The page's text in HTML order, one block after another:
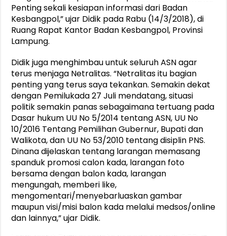
Penting sekali kesiapan informasi dari Badan
Kesbangpol,” ujar Didik pada Rabu (14/3/2018), di
Ruang Rapat Kantor Badan Kesbangpol, Provinsi
Lampung.
Didik juga menghimbau untuk seluruh ASN agar
terus menjaga Netralitas. “Netralitas itu bagian
penting yang terus saya tekankan. Semakin dekat
dengan Pemilukada 27 Juli mendatang, situasi
politik semakin panas sebagaimana tertuang pada
Dasar hukum UU No 5/2014 tentang ASN, UU No
10/2016 Tentang Pemilihan Gubernur, Bupati dan
Walikota, dan UU No 53/2010 tentang disiplin PNS.
Dinana dijelaskan tentang larangan memasang
spanduk promosi calon kada, larangan foto
bersama dengan balon kada, larangan
mengungah, memberi like,
mengomentari/menyebarluaskan gambar
maupun visi/misi balon kada melalui medsos/online
dan lainnya,” ujar Didik.